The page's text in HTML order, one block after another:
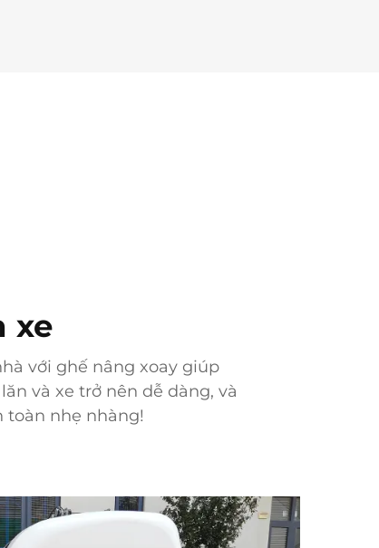
xe
với ghế nâng xoay giúp
và xe trở nên dễ dàng, và
toàn nhẹ nhàng!